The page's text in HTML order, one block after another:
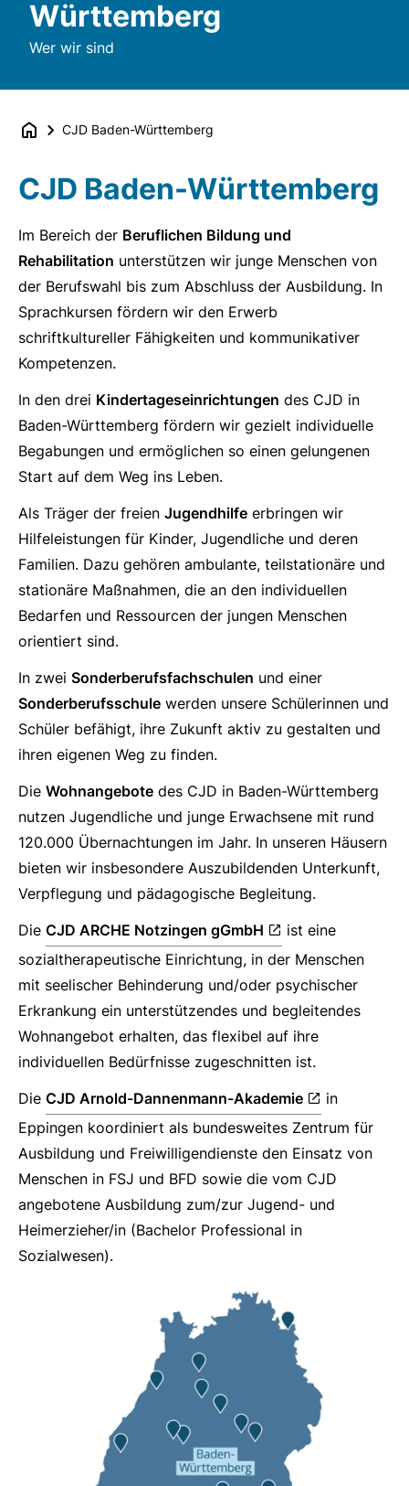
Württemberg
Wer wir sind
CJD Baden-Württemberg
CJD Baden-Württemberg
Im Bereich der Beruflichen Bildung und
Rehabilitation unterstützen wir junge Menschen von
der Berufswahl bis zum Abschluss der Ausbildung. In
Sprachkursen fördern wir den Erwerb
schriftkultureller Fähigkeiten und kommunikativer
Kompetenzen.
In den drei Kindertageseinrichtungen des CJD in
Baden-Württemberg fördern wir gezielt individuelle
Begabungen und ermöglichen so einen gelungenen
Start auf dem Weg ins Leben.
Als Träger der freien Jugendhilfe erbringen wir
Hilfeleistungen für Kinder, Jugendliche und deren
Familien. Dazu gehören ambulante, teilstationäre und
stationäre Maßnahmen, die an den individuellen
Bedarfen und Ressourcen der jungen Menschen
orientiert sind.
In zwei Sonderberufsfachschulen und einer
Sonderberufsschule werden unsere Schülerinnen und
Schüler befähigt, ihre Zukunft aktiv zu gestalten und
ihren eigenen Weg zu finden.
Die Wohnangebote des CJD in Baden-Württemberg
nutzen Jugendliche und junge Erwachsene mit rund
120.000 Übernachtungen im Jahr. In unseren Häusern
bieten wir insbesondere Auszubildenden Unterkunft,
Verpflegung und pädagogische Begleitung.
Die CJD ARCHE Notzingen gGmbH
ist eine
sozialtherapeutische Einrichtung, in der Menschen
mit seelischer Behinderung und/oder psychischer
Erkrankung ein unterstützendes und begleitendes
Wohnangebot erhalten, das flexibel auf ihre
individuellen Bedürfnisse zugeschnitten ist.
Die CJD Arnold-Dannenmann-Akademie
in
Eppingen koordiniert als bundesweites Zentrum für
Ausbildung und Freiwilligendienste den Einsatz von
Menschen in FSJ und BFD sowie die vom CJD
angebotene Ausbildung zum/zur Jugend- und
Heimerzieher/in (Bachelor Professional in
Sozialwesen).